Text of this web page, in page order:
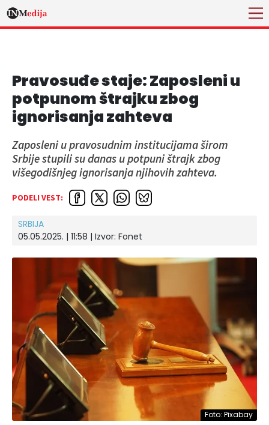
Pravosuđe staje: Zaposleni u
potpunom štrajku zbog
ignorisanja zahteva
Zaposleni u pravosudnim institucijama širom
Srbije stupili su danas u potpuni štrajk zbog
višegodišnjeg ignorisanja njihovih zahteva.
PODELI VEST:
SRBIJA
05.05.2025. | 11:58 | Izvor: Fonet
Foto: Pixabay